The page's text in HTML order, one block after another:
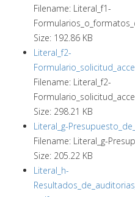
Filename: Literal_f1-
Size: 192.86 KB
Literal_f2-
Filename: Literal_f2-
Size: 298.21 KB
Literal_g-
Filename: Literal_g-
Size: 205.22 KB
Literal_h-